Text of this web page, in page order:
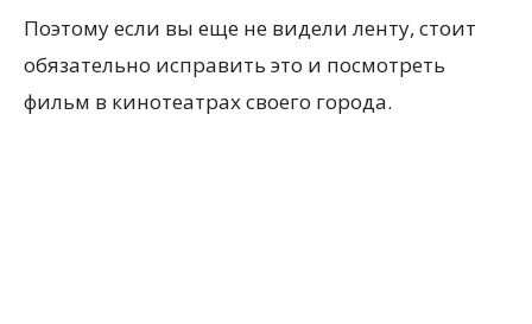
Поэтому если вы еще не видели ленту, стоит
обязательно исправить это и посмотреть
фильм в кинотеатрах своего города.